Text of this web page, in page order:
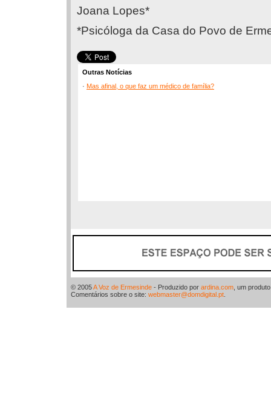
Joana Lopes*
*Psicóloga da Casa do Povo de
Outras Notícias
· Mas afinal, o que faz um médico de família?
© 2005A Voz de Ermesinde - Produzido por ardina.com , um
Comentários sobre o site: webmaster@domdigital.pt